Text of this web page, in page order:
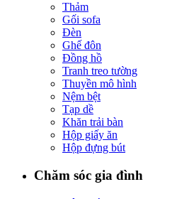
Thảm
Gối sofa
Đèn
Ghế đôn
Đồng hồ
Tranh treo tường
Thuyền mô hình
Nệm bệt
Tạp dề
Khăn trải bàn
Hộp giấy ăn
Hộp đựng bút
Chăm sóc gia đình